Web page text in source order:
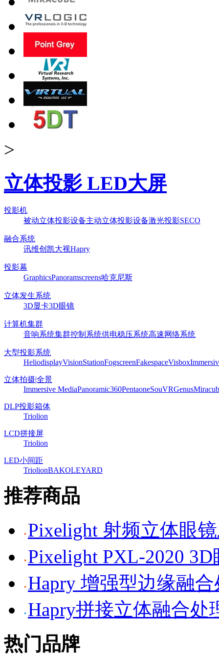
>
立体投影 LED大屏
投影机
被动立体投影设备主动立体投影设备激光投影SECO
融合系统
讯维创凯大视Hapry
投影幕
GraphicsPanoramscreens哈克尼斯
立体发生系统
3D显卡3D眼镜
计算机集群
音响系统集群控制系统供电稳压系统高速网络系统
大型投影系统
HeliodisplayVisionStationFogscreenFakespaceVisbox
立体拍摄|全景
Immersive MediaPanoramic360PentaoneSouVRGenus
DLP投影箱体
Triolion
LCD拼接屏
Triolion
LED小间距
TriolionBAKOLEYARD
推荐商品
Pixelight 射频立体眼
Pixelight PXL-2020 3D
Hapry 增强型边缘融
Hapry拼接立体融合处
热门品牌